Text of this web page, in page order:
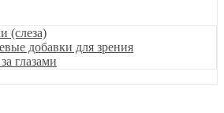
(слеза)
добавки для зрения
глазами